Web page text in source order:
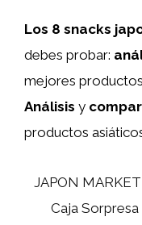
Los 8 snacks
debes probar:
mejores
Análisis y
productos
JAPON
Caja